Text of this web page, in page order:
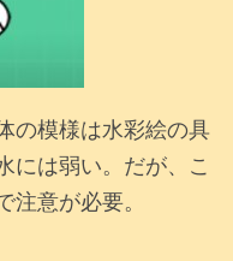
の模様は水彩絵の具
には弱い。だが、こ
意が必要。